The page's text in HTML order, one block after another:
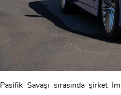
Pasifik Savaşı sırasında şirket